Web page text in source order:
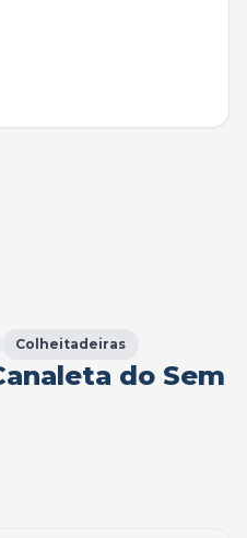
Colheitadeiras
do Sem